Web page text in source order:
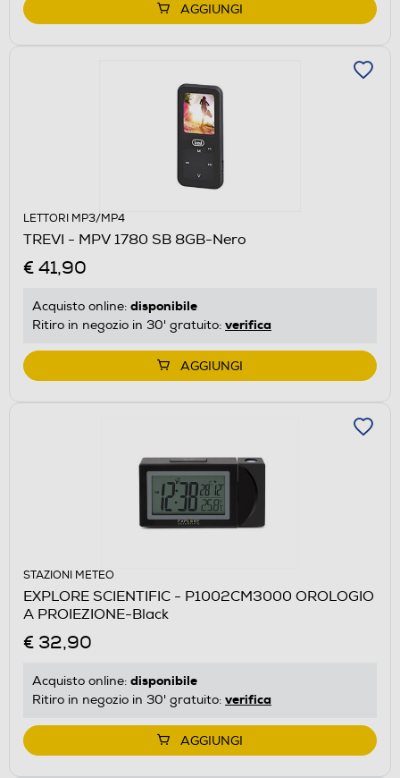
AGGIUNGI
LETTORI MP3/MP4
TREVI - MPV 1780 SB 8GB-Nero
€ 41,90
Acquisto online: disponibile
Ritiro in negozio in 30' gratuito: verifica
AGGIUNGI
STAZIONI METEO
EXPLORE SCIENTIFIC - P1002CM3000 OROLOGIO
A PROIEZIONE-Black
€ 32,90
Acquisto online: disponibile
Ritiro in negozio in 30' gratuito: verifica
AGGIUNGI